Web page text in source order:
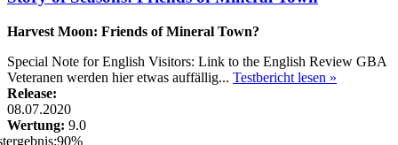
Harvest Moon: Friends of Mineral Town?
Special Note for English Visitors: Link to the English Review GBA
Veteranen werden hier etwas auffällig... Testbericht lesen »
Release:
08.07.2020
Wertung: 9.0